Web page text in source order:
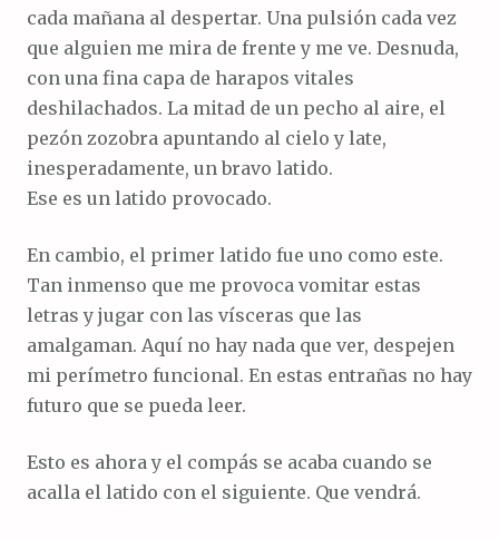
cada mañana al despertar. Una pulsión cada vez
que alguien me mira de frente y me ve. Desnuda,
con una fina capa de harapos vitales
deshilachados. La mitad de un pecho al aire, el
pezón zozobra apuntando al cielo y late,
inesperadamente, un bravo latido.
Ese es un latido provocado.
En cambio, el primer latido fue uno como este.
Tan inmenso que me provoca vomitar estas
letras y jugar con las vísceras que las
amalgaman. Aquí no hay nada que ver, despejen
mi perímetro funcional. En estas entrañas no hay
futuro que se pueda leer.
Esto es ahora y el compás se acaba cuando se
acalla el latido con el siguiente. Que vendrá.